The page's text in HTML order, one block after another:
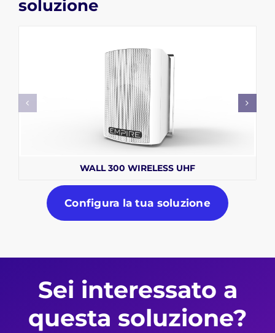
soluzione
Configura la tua soluzione
WALL 300 WIRELESS UHF
Sei interessato a
questa soluzione?